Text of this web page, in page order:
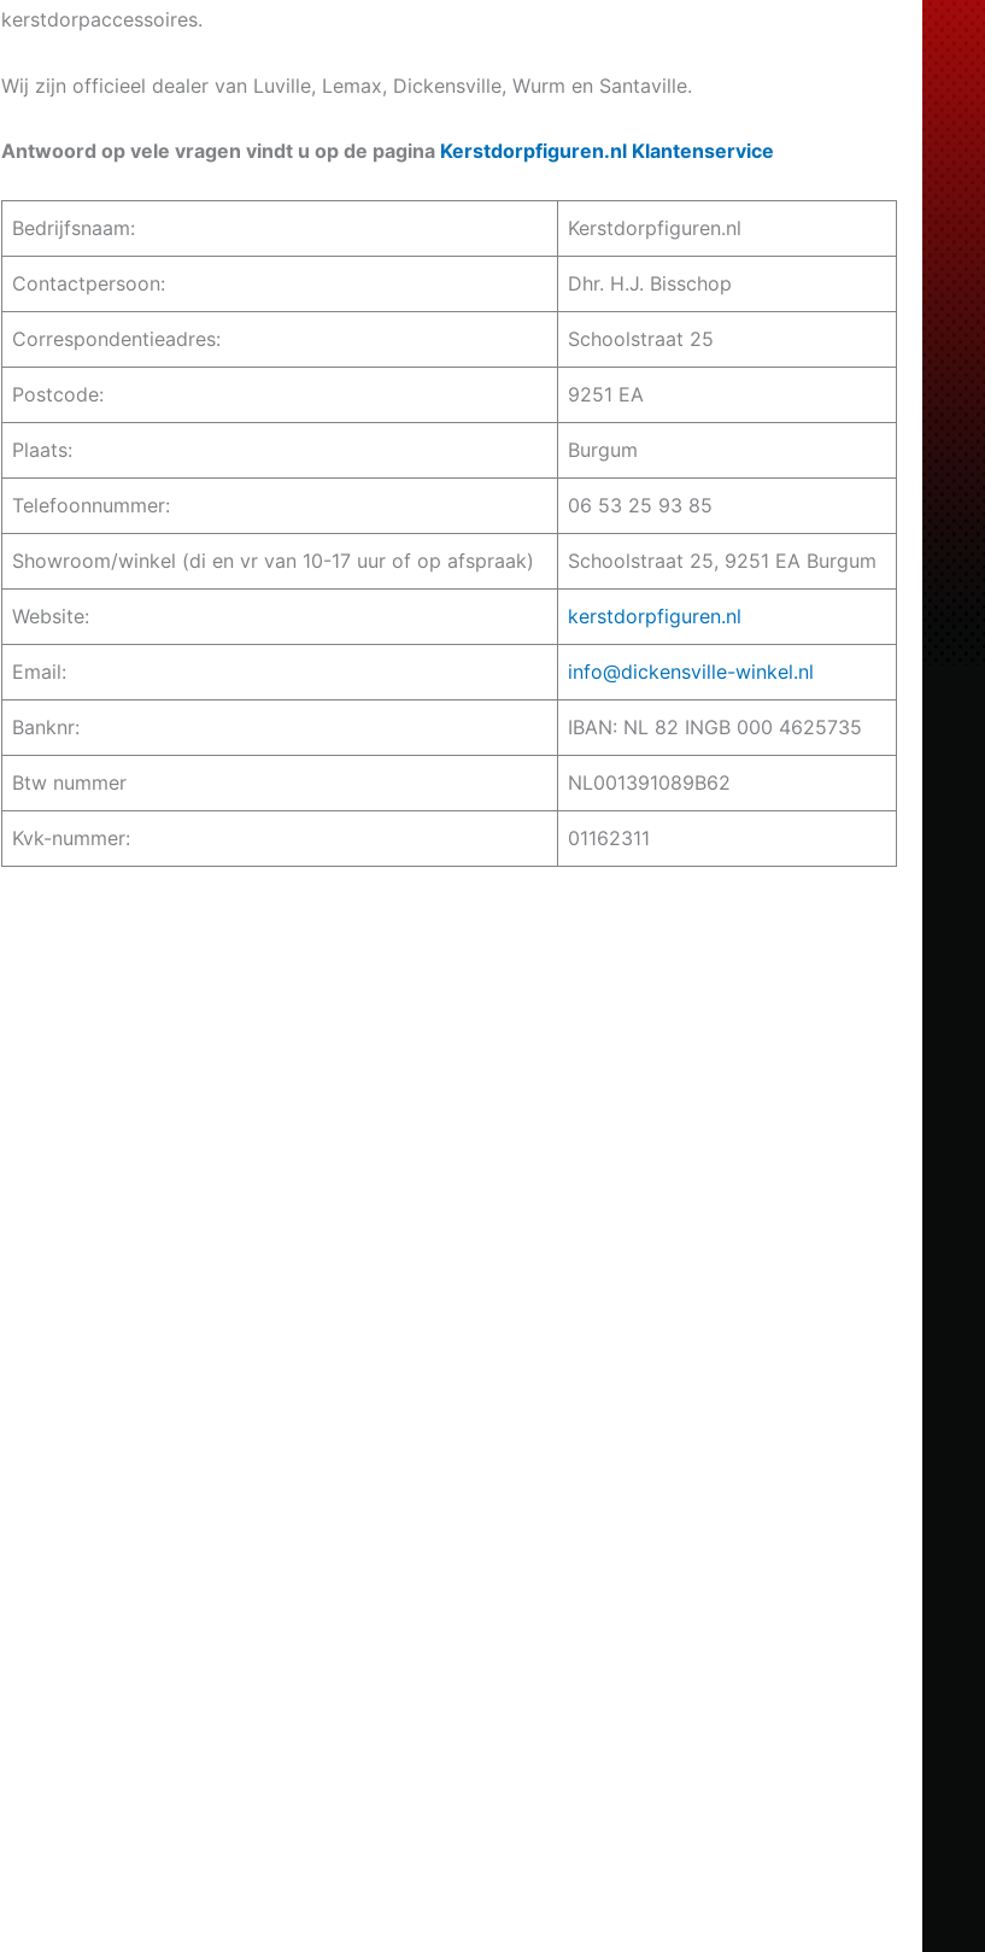
kerstdorpaccessoires.
Wij zijn officieel dealer van Luville, Lemax, Dickensville, Wurm en Santaville.
Antwoord op vele vragen vindt u op de pagina Kerstdorpfiguren.nl Klantenservice
Bedrijfsnaam: Kerstdorpfiguren.nl
Contactpersoon: Dhr. H.J. Bisschop
Correspondentieadres: Schoolstraat 25
Postcode: 9251 EA
Plaats: Burgum
Telefoonnummer: 06 53 25 93 85
Showroom/winkel (di en vr van 10-17 uur of op afspraak) Schoolstraat 25, 9251 EA Burgum
Website: kerstdorpfiguren.nl
Email: info@dickensville-winkel.nl
Banknr: IBAN: NL 82 INGB 000 4625735
Btw nummer NL001391089B62
Kvk-nummer: 01162311